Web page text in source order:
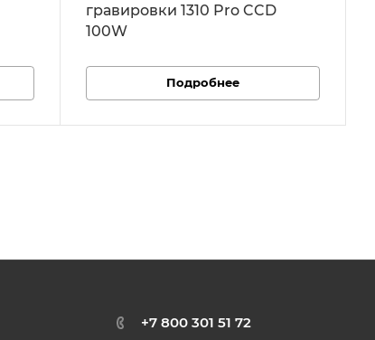
гравировки 1310 Pro CCD
100W
Подробнее
+7 800 301 51 72